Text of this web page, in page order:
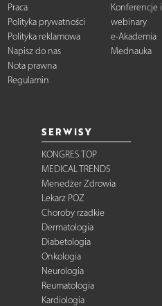
Praca
Polityka prywatności
Polityka reklamowa
Napisz do nas
Nota prawna
Regulamin
Konferencje i
webinary
e-Akademia
Mednauka
SERWISY
KONGRES TOP
MEDICAL TRENDS
Menedżer Zdrowia
Lekarz POZ
Choroby rzadkie
Dermatologia
Diabetologia
Onkologia
Neurologia
Reumatologia
Kardiologia